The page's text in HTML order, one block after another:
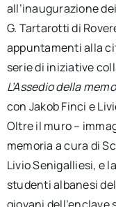
all’inaugurazione
G. Tartarotti di
appuntamenti alla
serie di iniziative
L’Assedio della
con Jakob Finci e
Oltre il muro –
memoria a cura di
Livio Senigalliesi, e
studenti albanesi